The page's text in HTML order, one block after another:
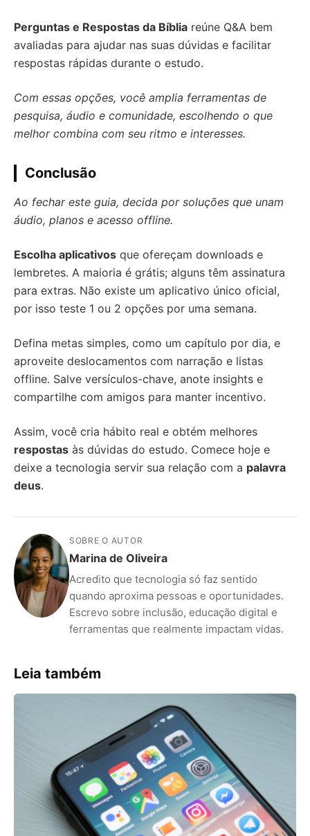
Perguntas e Respostas da Bíblia reúne Q&A bem
avaliadas para ajudar nas suas dúvidas e facilitar
respostas rápidas durante o estudo.
Com essas opções, você amplia ferramentas de
pesquisa, áudio e comunidade, escolhendo o que
melhor combina com seu ritmo e interesses.
Conclusão
Ao fechar este guia, decida por soluções que unam
áudio, planos e acesso offline.
Escolha aplicativos que ofereçam downloads e
lembretes. A maioria é grátis; alguns têm assinatura
para extras. Não existe um aplicativo único oficial,
por isso teste 1 ou 2 opções por uma semana.
Defina metas simples, como um capítulo por dia, e
aproveite deslocamentos com narração e listas
offline. Salve versículos-chave, anote insights e
compartilhe com amigos para manter incentivo.
Assim, você cria hábito real e obtém melhores
respostas às dúvidas do estudo. Comece hoje e
deixe a tecnologia servir sua relação com a palavra
deus.
SOBRE O AUTOR
Marina de Oliveira
Acredito que tecnologia só faz sentido
quando aproxima pessoas e oportunidades.
Escrevo sobre inclusão, educação digital e
ferramentas que realmente impactam vidas.
Leia também